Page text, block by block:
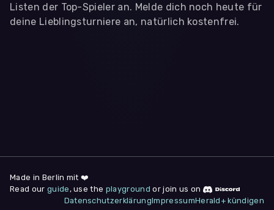
Listen der Top-Spieler an. Melde dich noch heute für
deine Lieblingsturniere an, natürlich kostenfrei.
deine Zustimmung jederzeit unter "
am Seitenende widerrufen.
Made in Berlin mit ❤️
Read our guide , use the playground or join us on
DatenschutzerklärungImpressumHerald+ kündigen